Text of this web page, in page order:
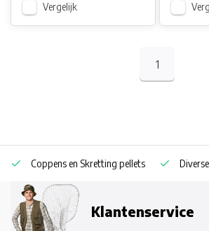
Vergelijk
1
Coppens en Skretting pellets
Klantenservice